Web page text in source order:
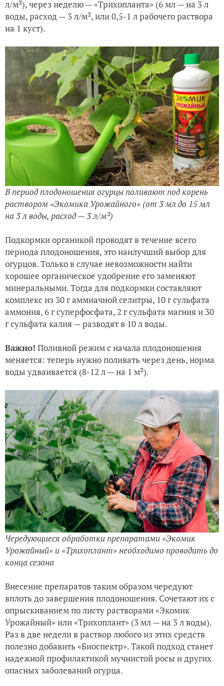
л/м²), через неделю — «Трихопланта» (6 мл — на 3 л
воды, расход — 3 л/м², или 0,5-1 л рабочего раствора
на 1 куст).
В период плодоношения огурцы поливают под корень
раствором «Экомика Урожайного» (от 3 мл до 15 мл
на 3 л воды, расход — 3 л/м²)
Подкормки органикой проводят в течение всего
периода плодоношения, это наилучший выбор для
огурцов. Только в случае невозможности найти
хорошее органическое удобрение его заменяют
минеральными. Тогда для подкормки составляют
комплекс из 30 г аммиачной селитры, 10 г сульфата
аммония, 6 г суперфосфата, 2 г сульфата магния и 30
г сульфата калия — разводят в 10 л воды.
Важно! Поливной режим с начала плодоношения
меняется: теперь нужно поливать через день, норма
воды удваивается (8-12 л — на 1 м²).
Чередующиеся обработки препаратами «Экомик
Урожайный» и «Трихоплант» необходимо проводить до
конца сезона
Внесение препаратов таким образом чередуют
вплоть до завершения плодоношения. Сочетают их с
опрыскиванием по листу растворами «Экомик
Урожайный» или «Трихоплант» (3 мл — на 3 л воды).
Раз в две недели в раствор любого из этих средств
полезно добавить «Биоспектр». Такой подход станет
надежной профилактикой мучнистой росы и других
опасных заболеваний огурца.